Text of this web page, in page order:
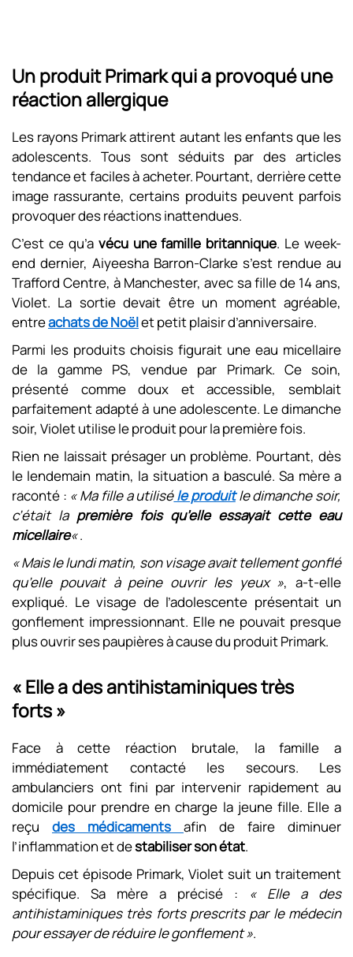
Un produit Primark qui a provoqué une
réaction allergique
Les rayons Primark attirent autant les enfants que les
adolescents. Tous sont séduits par des articles
tendance et faciles à acheter. Pourtant, derrière cette
image rassurante, certains produits peuvent parfois
provoquer des réactions inattendues.
C’est ce qu’a vécu une famille britannique. Le week-
end dernier, Aiyeesha Barron-Clarke s’est rendue au
Trafford Centre, à Manchester, avec sa fille de 14 ans,
Violet. La sortie devait être un moment agréable,
entreachats de Noëlet petit plaisir d’anniversaire.
Parmi les produits choisis figurait une eau micellaire
de la gamme PS, vendue par Primark. Ce soin,
présenté comme doux et accessible, semblait
parfaitement adapté à une adolescente. Le dimanche
soir, Violet utilise le produit pour la première fois.
Rien ne laissait présager un problème. Pourtant, dès
le lendemain matin, la situation a basculé. Sa mère a
raconté : « Ma fille a utiliséle produitle dimanche soir,
c’était la première fois qu’elle essayait cette eau
micellaire«.
« Mais le lundi matin, son visage avait tellement gonflé
qu’elle pouvait à peine ouvrir les yeux », a-t-elle
expliqué. Le visage de l’adolescente présentait un
gonflement impressionnant. Elle ne pouvait presque
plus ouvrir ses paupières à cause du produit Primark.
« Elle a des antihistaminiques très
forts »
Face à cette réaction brutale, la famille a
immédiatement contacté les secours. Les
ambulanciers ont fini par intervenir rapidement au
domicile pour prendre en charge la jeune fille. Elle a
reçu des médicaments afin de faire diminuer
l’inflammation et destabiliser son état.
Depuis cet épisode Primark, Violet suit un traitement
spécifique. Sa mère a précisé : « Elle a des
antihistaminiques très forts prescrits par le médecin
pour essayer de réduire le gonflement ».